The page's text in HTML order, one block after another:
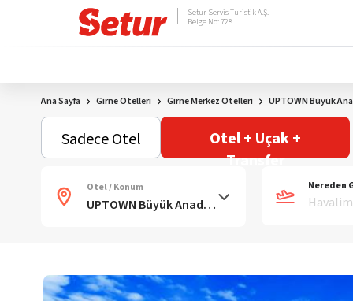
Setur Servis Turistik A.Ş.
Belge No: 728
Ana Sayfa Girne Otelleri Girne Merkez Otelleri UPTOWN Büyük
Sadece Otel
Otel + Uçak +
Transfer
Otel / Konum Nereden